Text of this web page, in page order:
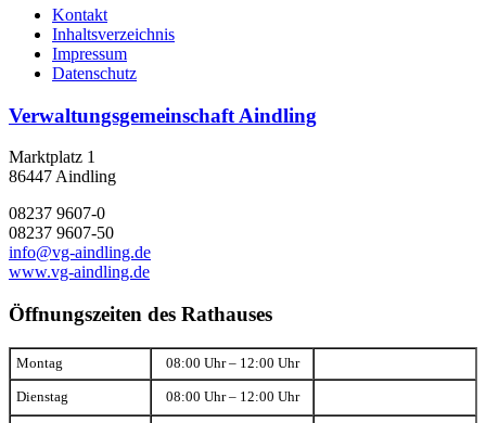
Kontakt
Inhaltsverzeichnis
Impressum
Datenschutz
Verwaltungsgemeinschaft Aindling
Marktplatz 1
86447 Aindling
08237 9607-0
08237 9607-50
info@vg-aindling.de
www.vg-aindling.de
Öffnungszeiten des Rathauses
Montag 08:00 Uhr – 12:00 Uhr
Dienstag 08:00 Uhr – 12:00 Uhr